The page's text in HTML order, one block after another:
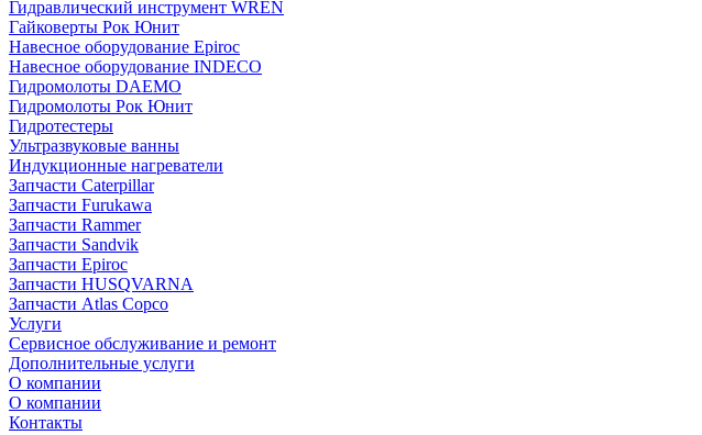
Гидравлический инструмент WREN
Гайковерты Рок Юнит
Навесное оборудование Epiroc
Навесное оборудование INDECO
Гидромолоты DAEMO
Гидромолоты Рок Юнит
Гидротестеры
Ультразвуковые ванны
Индукционные нагреватели
Запчасти Caterpillar
Запчасти Furukawa
Запчасти Rammer
Запчасти Sandvik
Запчасти Epiroc
Запчасти HUSQVARNA
Запчасти Atlas Copco
Услуги
Сервисное обслуживание и ремонт
Дополнительные услуги
О компании
О компании
Контакты